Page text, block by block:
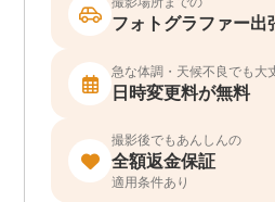
フォトグラファー出
急な体調・天候不良でも大
日時変更料が無料
撮影後でもあんしんの
全額返金保証
適用条件あり